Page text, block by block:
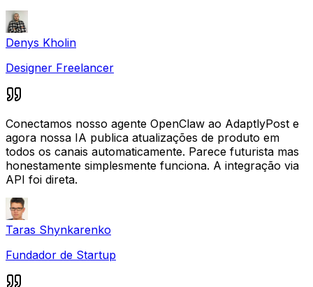
Denys Kholin
Designer Freelancer
Conectamos nosso agente OpenClaw ao AdaptlyPost e
agora nossa IA publica atualizações de produto em
todos os canais automaticamente. Parece futurista mas
honestamente simplesmente funciona. A integração via
API foi direta.
Taras Shynkarenko
Fundador de Startup